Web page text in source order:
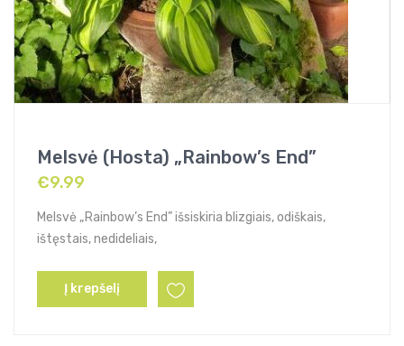
Melsvė (Hosta) „Rainbow’s End”
€9.99
Melsvė „Rainbow’s End” išsiskiria blizgiais, odiškais,
ištęstais, nedideliais,
Į krepšelį